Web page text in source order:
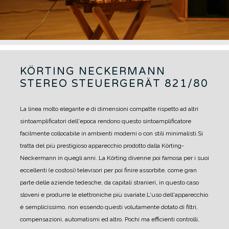
KÖRTING NECKERMANN
STEREO STEUERGERÄT 821/80
La linea molto elegante e di dimensioni compatte rispetto ad altri
sintoamplificatori dell'epoca rendono questo sintoamplificatore
facilmente collocabile in ambienti moderni o con stili minimalisti. Si
tratta del più prestigioso apparecchio prodotto dalla Körting-
Neckermann in quegli anni. La Körting divenne poi famosa per i suoi
eccellenti (e costosi) televisori per poi finire assorbite, come gran
parte delle aziende tedesche, da capitali stranieri, in questo caso
sloveni e produrre le elettroniche più svariate. L'uso dell'apparecchio
è semplicissimo, non essendo questi volutamente dotato di filtri,
compensazioni, automatismi ed altro. Pochi ma efficienti controlli,